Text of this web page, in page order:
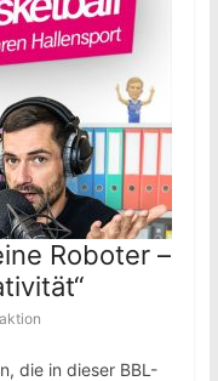
Roboter –
die in dieser BBL-